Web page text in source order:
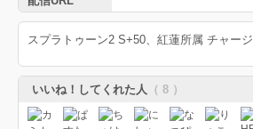
スプラトゥーン2 S+50、紅蓮所属 チャー
いいね！してくれた人 （ 8 ）